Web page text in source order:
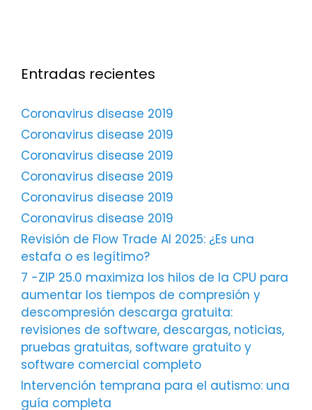
Entradas recientes
Coronavirus disease 2019
Coronavirus disease 2019
Coronavirus disease 2019
Coronavirus disease 2019
Coronavirus disease 2019
Coronavirus disease 2019
Revisión de Flow Trade AI 2025: ¿Es una
estafa o es legítimo?
7 -ZIP 25.0 maximiza los hilos de la CPU para
aumentar los tiempos de compresión y
descompresión descarga gratuita:
revisiones de software, descargas, noticias,
pruebas gratuitas, software gratuito y
software comercial completo
Intervención temprana para el autismo: una
guía completa